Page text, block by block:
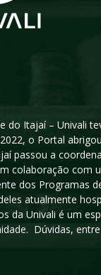
do Itajaí – Univali
o Portal
passou a
colaboração
dos Programas
atualmente
da Univali é um
Dúvidas,